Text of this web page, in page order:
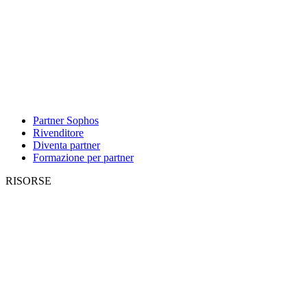
Partner Sophos
Rivenditore
Diventa partner
Formazione per partner
RISORSE